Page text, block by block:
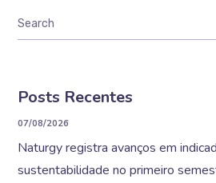
Posts Recentes
07/08/2026
Naturgy registra avanços em
sustentabilidade no primeiro